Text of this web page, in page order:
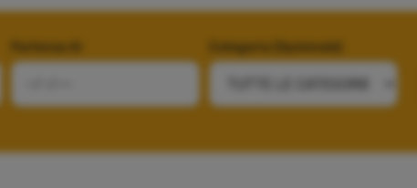
Categoria (Opzionale)